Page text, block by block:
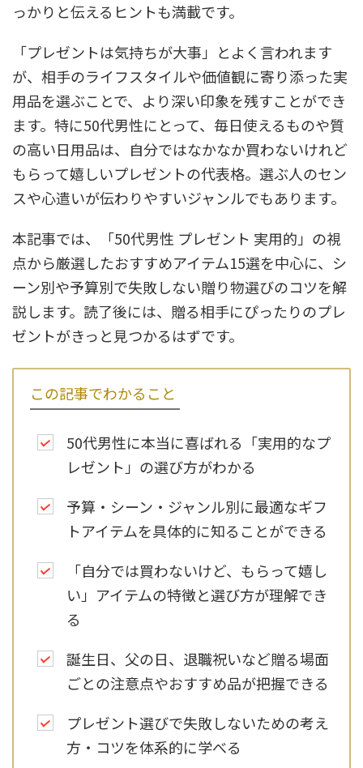
っかりと伝えるヒントも満載です。
「プレゼントは気持ちが大事」とよく言われます
が、相手のライフスタイルや価値観に寄り添った実
用品を選ぶことで、より深い印象を残すことができ
ます。特に50代男性にとって、毎日使えるものや質
の高い日用品は、自分ではなかなか買わないけれど
もらって嬉しいプレゼントの代表格。選ぶ人のセン
スや心遣いが伝わりやすいジャンルでもあります。
本記事では、「50代男性 プレゼント 実用的」の視
点から厳選したおすすめアイテム15選を中心に、シ
ーン別や予算別で失敗しない贈り物選びのコツを解
説します。読了後には、贈る相手にぴったりのプレ
ゼントがきっと見つかるはずです。
この記事でわかること
50代男性に本当に喜ばれる「実用的なプ
レゼント」の選び方がわかる
予算・シーン・ジャンル別に最適なギフ
トアイテムを具体的に知ることができる
「自分では買わないけど、もらって嬉し
い」アイテムの特徴と選び方が理解でき
る
誕生日、父の日、退職祝いなど贈る場面
ごとの注意点やおすすめ品が把握できる
プレゼント選びで失敗しないための考え
方・コツを体系的に学べる